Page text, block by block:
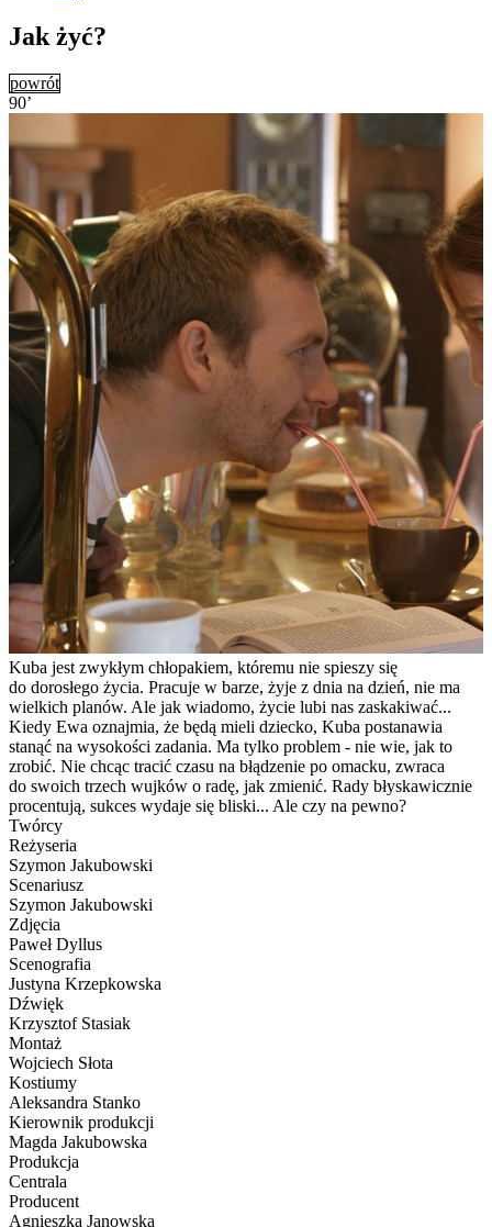
Jak żyć?
powrót
90’
Kuba jest zwykłym chłopakiem, któremu nie spieszy się
do dorosłego życia. Pracuje w barze, żyje z dnia na dzień, nie ma
wielkich planów. Ale jak wiadomo, życie lubi nas zaskakiwać...
Kiedy Ewa oznajmia, że będą mieli dziecko, Kuba postanawia
stanąć na wysokości zadania. Ma tylko problem - nie wie, jak to
zrobić. Nie chcąc tracić czasu na błądzenie po omacku, zwraca
do swoich trzech wujków o radę, jak zmienić. Rady błyskawicznie
procentują, sukces wydaje się bliski... Ale czy na pewno?
Twórcy
Reżyseria
Szymon Jakubowski
Scenariusz
Szymon Jakubowski
Zdjęcia
Paweł Dyllus
Scenografia
Justyna Krzepkowska
Dźwięk
Krzysztof Stasiak
Montaż
Wojciech Słota
Kostiumy
Aleksandra Stanko
Kierownik produkcji
Magda Jakubowska
Produkcja
Centrala
Producent
Agnieszka Janowska